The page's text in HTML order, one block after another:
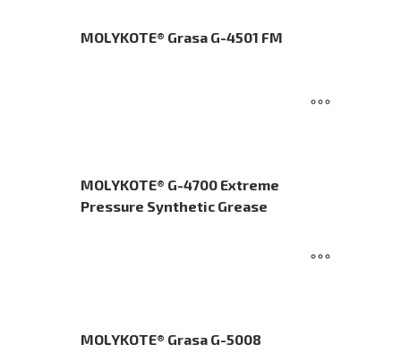
MOLYKOTE® Grasa G-4501 FM
MOLYKOTE® G-4700 Extreme
Pressure Synthetic Grease
MOLYKOTE® Grasa G-5008